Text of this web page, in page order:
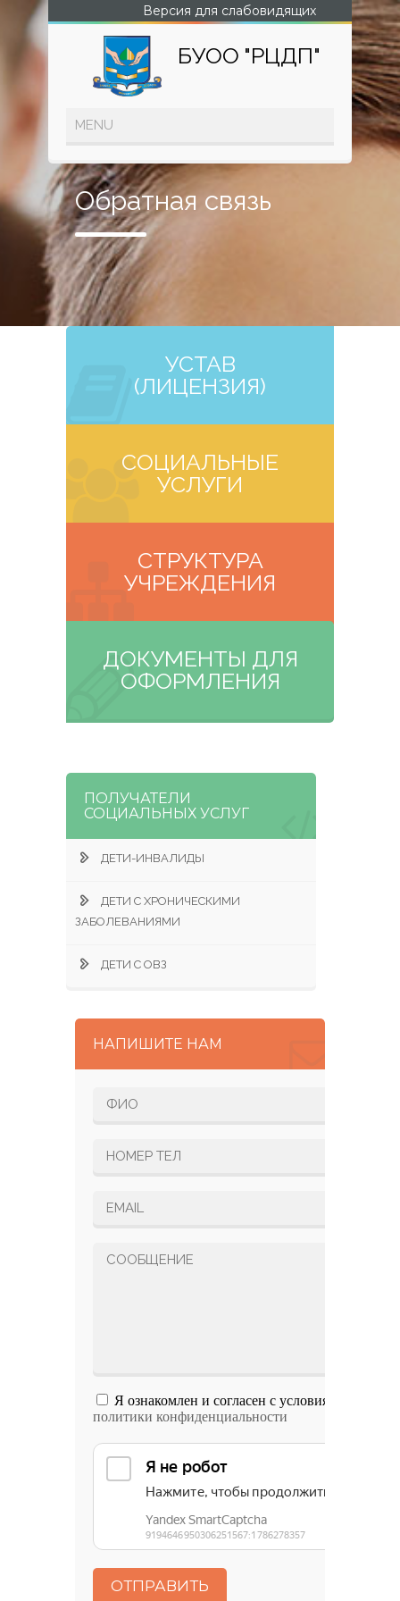
Версия для слабовидящих
БУОО "РЦДП"
Обратная связь
УСТАВ
(ЛИЦЕНЗИЯ)
СОЦИАЛЬНЫЕ
УСЛУГИ
СТРУКТУРА
УЧРЕЖДЕНИЯ
ДОКУМЕНТЫ ДЛЯ
ОФОРМЛЕНИЯ
ПОЛУЧАТЕЛИ
СОЦИАЛЬНЫХ УСЛУГ
ДЕТИ-ИНВАЛИДЫ
ДЕТИ С ХРОНИЧЕСКИМИ
ЗАБОЛЕВАНИЯМИ
ДЕТИ С ОВЗ
НАПИШИТЕ НАМ
Я ознакомлен и согласен с условиями
политики конфиденциальности